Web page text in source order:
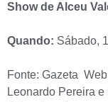
Show de Alceu
Quando: Sábado,
Fonte: Gazeta Web
Leonardo Pereira